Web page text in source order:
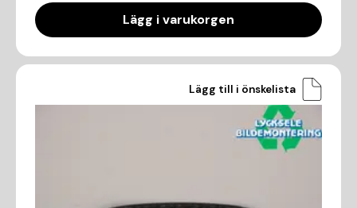
Lägg i varukorgen
Lägg till i önskelista